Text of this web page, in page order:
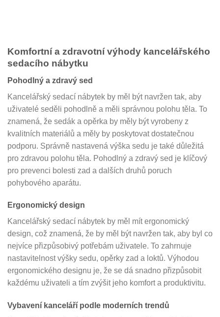
Komfortní a zdravotní výhody kancelářského
sedacího nábytku
Pohodlný a zdravý sed
Kancelářský sedací nábytek by měl být navržen tak, aby
uživatelé seděli pohodlně a měli správnou polohu těla. To
znamená, že sedák a opěrka by měly být vyrobeny z
kvalitních materiálů a měly by poskytovat dostatečnou
podporu. Správně nastavená výška sedu je také důležitá
pro zdravou polohu těla. Pohodlný a zdravý sed je klíčový
pro prevenci bolesti zad a dalších druhů poruch
pohybového aparátu.
Ergonomický design
Kancelářský sedací nábytek by měl mít ergonomický
design, což znamená, že by měl být navržen tak, aby byl co
nejvíce přizpůsobivý potřebám uživatele. To zahrnuje
nastavitelnost výšky sedu, opěrky zad a loktů. Výhodou
ergonomického designu je, že se dá snadno přizpůsobit
každému uživateli a tím zvýšit jeho komfort a produktivitu.
Vybavení kanceláří podle moderních trendů